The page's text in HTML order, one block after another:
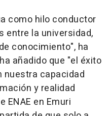
como hilo conductor
entre la universidad,
conocimiento", ha
añadido que "el éxito
nuestra capacidad
y realidad
ENAE en Emuri